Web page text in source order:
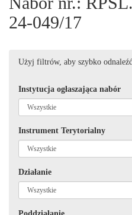
24-049/17
Użyj filtrów, aby szybko
Instytucja ogłaszająca nabór
Instrument Terytorialny
Działanie